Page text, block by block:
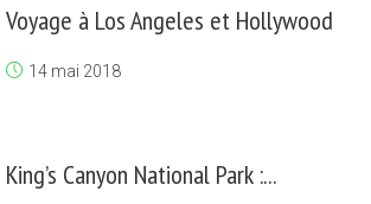
Voyage à Los Angeles et Hollywood
14 mai 2018
King’s Canyon National Park :...